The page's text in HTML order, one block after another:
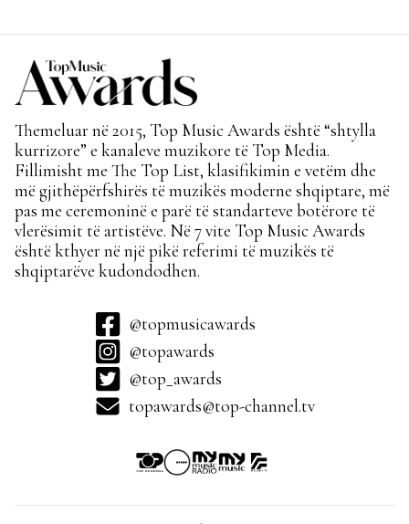
Themeluar në 2015, Top Music Awards është “shtylla
kurrizore” e kanaleve muzikore të Top Media.
Fillimisht me The Top List, klasifikimin e vetëm dhe
më gjithëpërfshirës të muzikës moderne shqiptare, më
pas me ceremoninë e parë të standarteve botërore të
vlerësimit të artistëve. Në 7 vite Top Music Awards
është kthyer në një pikë referimi të muzikës të
shqiptarëve kudondodhen.
@topmusicawards
@topawards
@top_awards
topawards@top-channel.tv